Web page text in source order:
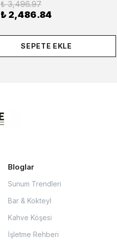
₺ 3,496.97
₺ 2,486.84
SEPETE EKLE
Bloglar
Sunum Trendleri
Bar & Kokteyl
Kahve Köşesi
İşletme Rehberi